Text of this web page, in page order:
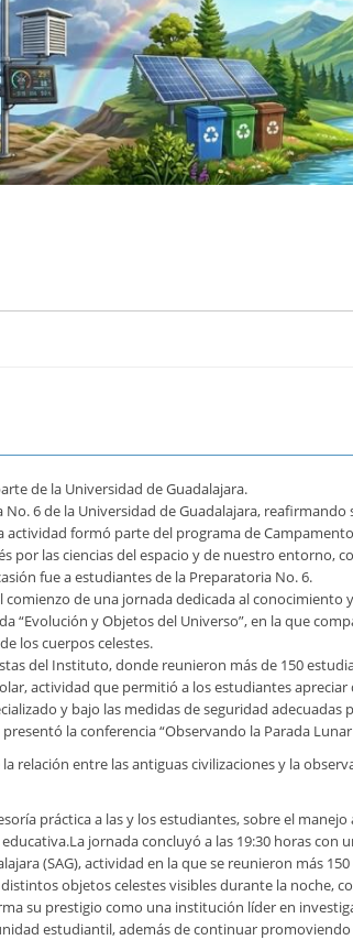
de la Universidad de Guadalajara.
6 de la Universidad de Guadalajara,
actividad formó parte del programa de
por las ciencias del espacio y de nuestro entorno,
fue a estudiantes de la Preparatoria No. 6.
de una jornada dedicada al conocimiento
“Evolución y Objetos del Universo”, en la que
los cuerpos celestes.
del Instituto, donde reunieron más de 150
actividad que permitió a los estudiantes
y bajo las medidas de seguridad adecuadas
la conferencia “Observando la Parada
relación entre las antiguas civilizaciones y la
práctica a las y los estudiantes, sobre el manejo
jornada concluyó a las 19:30 horas con
(SAG), actividad en la que se reunieron más
objetos celestes visibles durante la noche,
su prestigio como una institución líder en
estudiantil, además de continuar